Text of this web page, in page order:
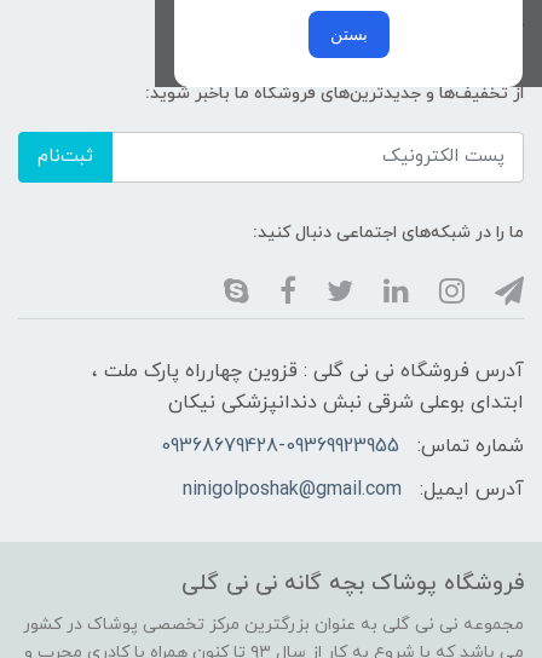
بستن
خرید عمده
از تخفیف‌ها و جدیدترین‌های فروشگاه ما باخبر شوید:
ثبت‌نام
ما را در شبکه‌های اجتماعی دنبال کنید:
آدرس فروشگاه نی نی گلی : قزوین چهارراه پارک ملت ،
ابتدای بوعلی شرقی نبش دندانپزشکی نیکان
شماره تماس:
09368679428-09369923955
آدرس ایمیل:
ninigolposhak@gmail.com
فروشگاه پوشاک بچه گانه نی نی گلی
مجموعه نی نی گلی به عنوان بزرگترین مرکز تخصصی پوشاک در کشور
می باشد که با شروع به کار از سال ۹۳ تا کنون همراه با کادری مجرب و